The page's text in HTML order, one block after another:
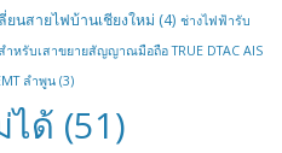
ยนสายไฟบ้านเชียงใหม่ (4) ช่างไฟฟ้ารับ
หรับเสาขยายสัญญาณมือถือ TRUE DTAC AIS
ลำพูน (3)
ได้ (51)